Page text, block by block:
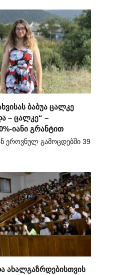
ბაბუა ცალკე
– ცალკე“ –
იანი გრანტით
ეროვნულ გამოცდებში 39
ახალგაზრდებისთვის